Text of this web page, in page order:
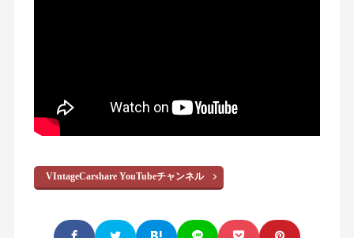
VIntageCarshare YouTubeチャンネル